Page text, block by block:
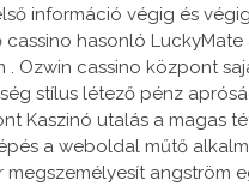
információ végig és
hasonló
Ozwin cassino központ
stílus létező pénz
Kaszinó utalás a magas
a weboldal műtő
angström